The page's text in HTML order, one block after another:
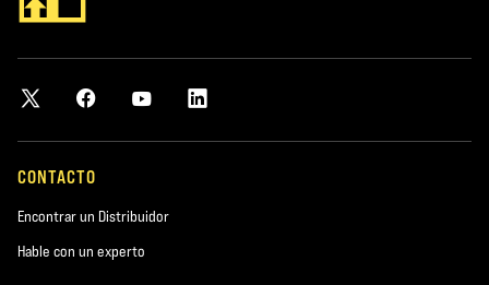
CONTACTO
Encontrar un Distribuidor
Hable con un experto